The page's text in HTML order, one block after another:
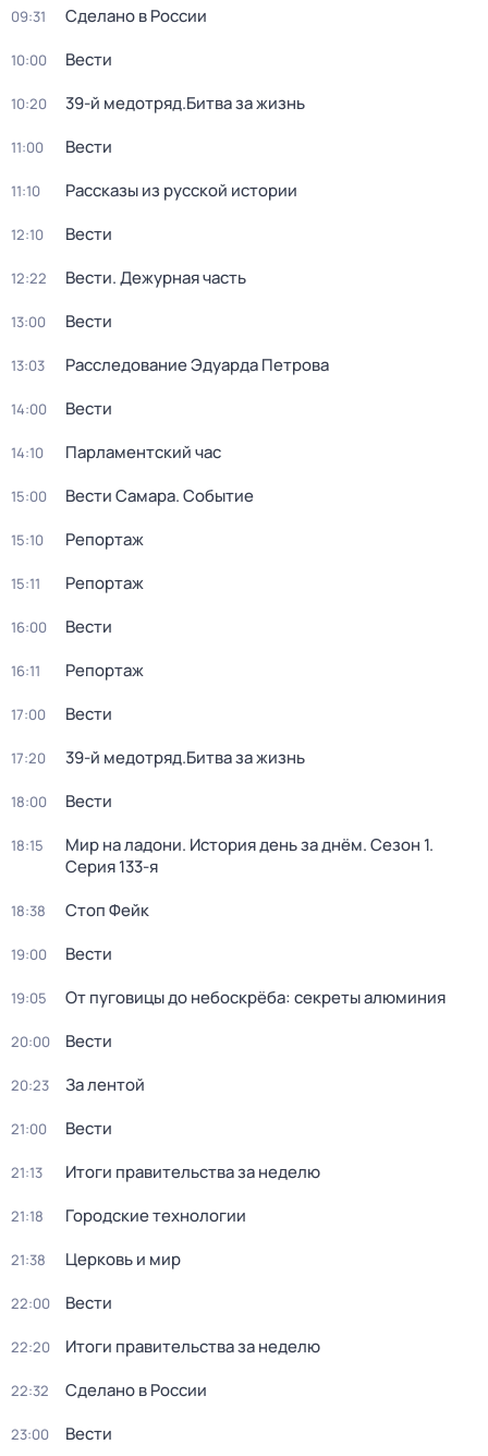
09:31 Сделано в России
10:00 Вести
10:20 39-й медотряд.Битва за жизнь
11:00 Вести
11:10 Рассказы из русской истории
12:10 Вести
12:22 Вести. Дежурная часть
13:00 Вести
13:03 Расследование Эдуарда Петрова
14:00 Вести
14:10 Парламентский час
15:00 Вести Самара. Событие
15:10 Репортаж
15:11 Репортаж
16:00 Вести
16:11 Репортаж
17:00 Вести
17:20 39-й медотряд.Битва за жизнь
18:00 Вести
18:15 Мир на ладони. История день за днём. Сезон 1.
Серия 133-я
18:38 Стоп Фейк
19:00 Вести
19:05 От пуговицы до небоскрёба: секреты алюминия
20:00 Вести
20:23 За лентой
21:00 Вести
21:13 Итоги правительства за неделю
21:18 Городские технологии
21:38 Церковь и мир
22:00 Вести
22:20 Итоги правительства за неделю
22:32 Сделано в России
23:00 Вести